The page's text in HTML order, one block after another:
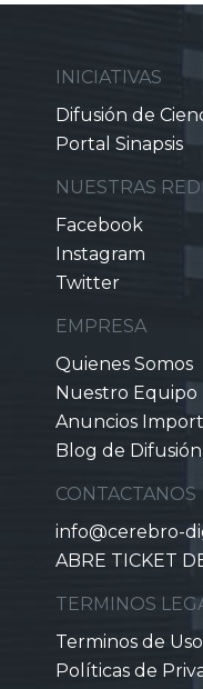
INICIATIVAS
Difusión de
Portal Sinapsis
NUESTRAS
Facebook
Instagram
Twitter
EMPRESA
Quienes Somos
Nuestro Equipo
Anuncios
Blog de Difusión
CONTACTANOS
info@cerebro-
ABRE TICKET
TERMINOS
Terminos de Uso
Políticas de